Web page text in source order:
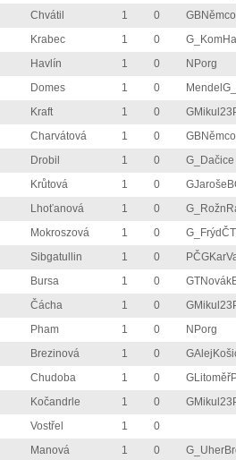
Chvátil 1 0
Krabec 1 0
Havlín 1 0
NPorg
Domes 1 0
Kraft 1 0
Charvátová 1 0
Drobil 1 0
G_Dačice
Krůtová 1 0
Lhoťanová 1 0
Mokroszová 1 0
Sibgatullin 1 0
Bursa 1 0
Čácha 1 0
Pham 1 0
NPorg
Brezinová 1 0
Chudoba 1 0
Kočandrle 1 0
Vostřel 1
0
Manová 1 0